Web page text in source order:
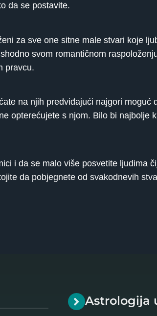
da se postavite.
za sve one sitne male stvari koje
svom romantičnom
pravcu.
na njih predviđajući najgori moguć
opterećujete s njom. Bilo bi najbolje
i da se malo više posvetite ljudima
da pobjegnete od svakodnevih
Astrologija